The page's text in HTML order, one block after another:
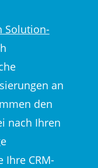
Solution-
an
den
nach Ihren
Ihre CRM-